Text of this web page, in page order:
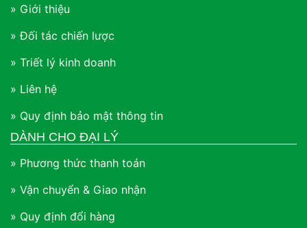
» Giới thiệu
» Đối tác chiến lược
» Triết lý kinh doanh
» Liên hệ
» Quy định bảo mật thông tin
DÀNH CHO ĐẠI LÝ
» Phương thức thanh toán
» Vận chuyển & Giao nhận
» Quy định đổi hàng